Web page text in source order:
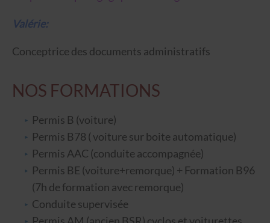
Valérie:
Conceptrice des documents administratifs
NOS FORMATIONS
Permis B (voiture)
Permis B78 ( voiture sur boite automatique)
Permis AAC (conduite accompagnée)
Permis BE (voiture+remorque) + Formation B96
(7h de formation avec remorque)
Conduite supervisée